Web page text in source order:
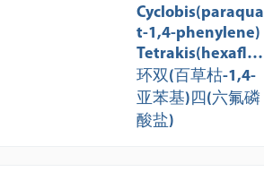
Cyclobis(paraqua
t-1,4-phenylene)
Tetrakis(hexafluo
rophosphate)
环双(百草枯-1,4-
亚苯基)四(六氟磷
酸盐)